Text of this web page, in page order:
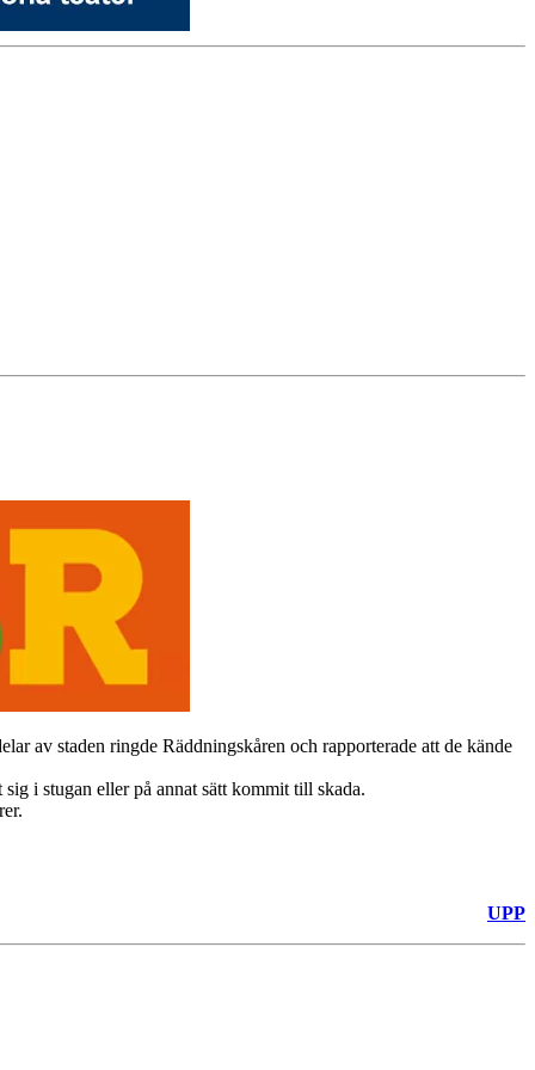
av staden ringde Räddningskåren och rapporterade att de kände
i stugan eller på annat sätt kommit till skada.
UPP